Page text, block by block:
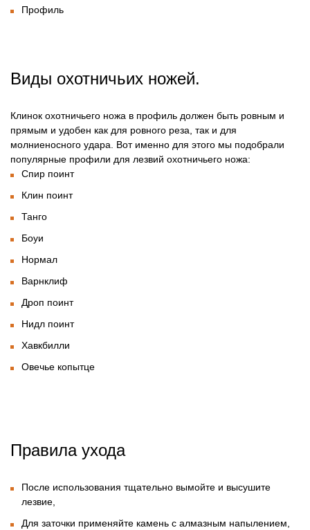
Профиль
Виды охотничьих ножей.
Клинок охотничьего ножа в профиль должен быть ровным и
прямым и удобен как для ровного реза, так и для
молниеносного удара. Вот именно для этого мы подобрали
популярные профили для лезвий охотничьего ножа:
Спир поинт
Клин поинт
Танго
Боуи
Нормал
Варнклиф
Дроп поинт
Нидл поинт
Хавкбилли
Овечье копытце
Правила ухода
После использования тщательно вымойте и высушите
лезвие,
Для заточки применяйте камень с алмазным напылением,